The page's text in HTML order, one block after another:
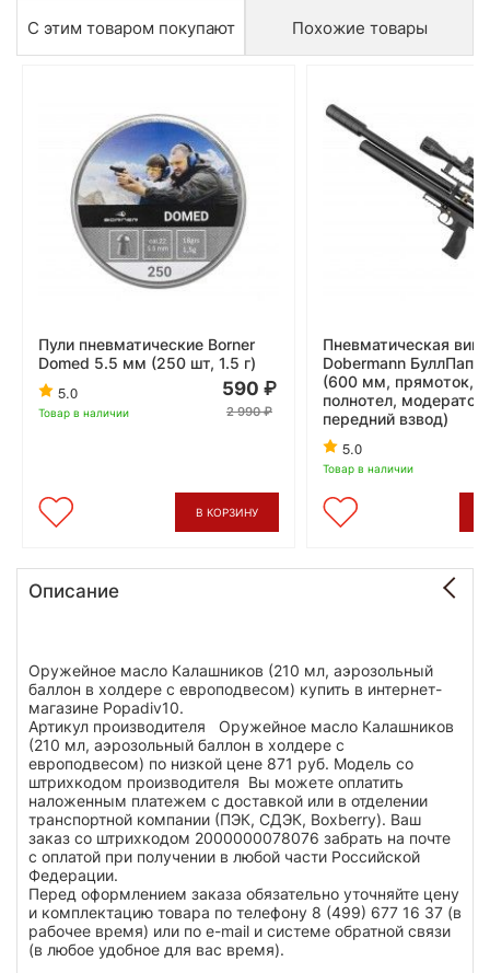
С этим товаром покупают Похожие товары
Пули пневматические Borner
Domed 5.5 мм (250 шт, 1.5 г)
5.0
Товар в наличии
590
2 990
В КОРЗИНУ
Пневматическая
Dobermann БуллПап
(600 мм, прямоток,
полнотел,
передний взвод)
5.0
Товар в наличии
Описание
Оружейное масло Калашников (210 мл, аэрозольный
баллон в холдере с европодвесом) купить в интернет-
магазине Popadiv10.
Артикул производителя Оружейное масло Калашников
(210 мл, аэрозольный баллон в холдере с
европодвесом) по низкой цене 871 руб. Модель со
штрихкодом производителя Вы можете оплатить
наложенным платежем с доставкой или в отделении
транспортной компании (ПЭК, СДЭК, Boxberry). Ваш
заказ со штрихкодом 2000000078076 забрать на почте
с оплатой при получении в любой части Российской
Федерации.
Перед оформлением заказа обязательно уточняйте цену
и комплектацию товара по телефону 8 (499) 677 16 37 (в
рабочее время) или по e-mail и системе обратной связи
(в любое удобное для вас время).